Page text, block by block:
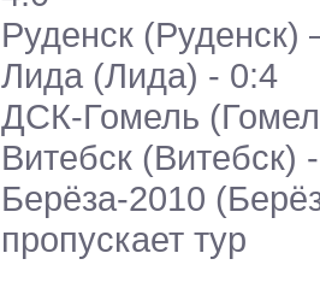
Руденск (Руденск)
Лида (Лида) - 0:4
ДСК-Гомель
Витебск (Витебск)
Берёза-2010
пропускает тур